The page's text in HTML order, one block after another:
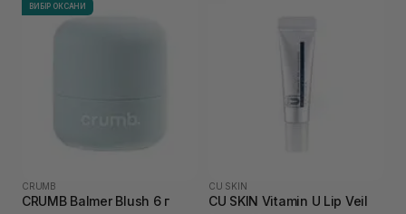
ВИБІР ОКСАНИ
CRUMB
CRUMB Balmer Blush 6 г
CU SKIN
CU SKIN Vitamin U Lip Veil